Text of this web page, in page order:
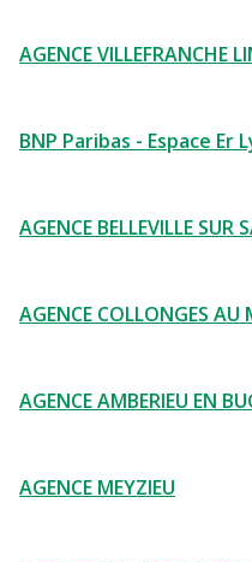
AGENCE VILLEFRANCHE
BNP Paribas - Espace Er
AGENCE BELLEVILLE SUR
AGENCE COLLONGES
AGENCE AMBERIEU EN
AGENCE MEYZIEU